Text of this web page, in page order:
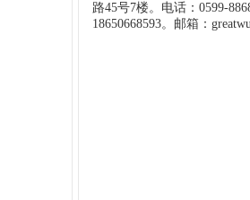
路45号7楼。电话：0599-
18650668593。邮箱：